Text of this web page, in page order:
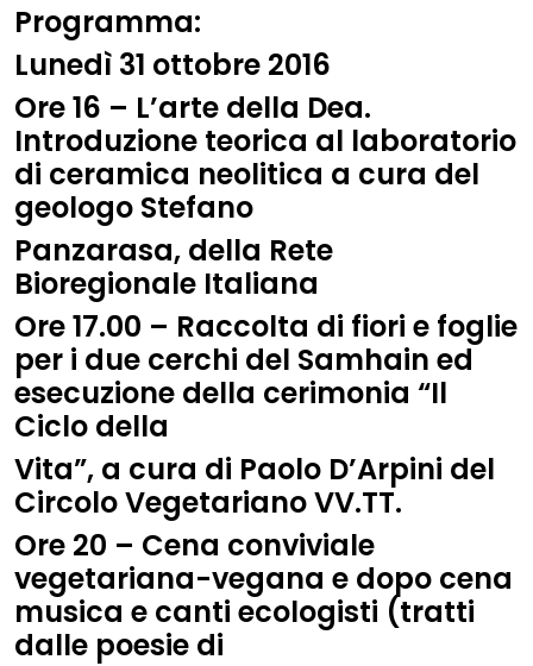
Programma:
Lunedì 31 ottobre 2016
Ore 16 – L’arte della Dea.
Introduzione teorica al laboratorio
di ceramica neolitica a cura del
geologo Stefano
Panzarasa, della Rete
Bioregionale Italiana
Ore 17.00 – Raccolta di fiori e foglie
per i due cerchi del Samhain ed
esecuzione della cerimonia “Il
Ciclo della
Vita”, a cura di Paolo D’Arpini del
Circolo Vegetariano VV.TT.
Ore 20 – Cena conviviale
vegetariana-vegana e dopo cena
musica e canti ecologisti (tratti
dalle poesie di